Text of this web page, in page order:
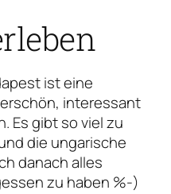
ist eine
interessant
Es gibt so viel zu
die ungarische
danach alles
zu haben %-)